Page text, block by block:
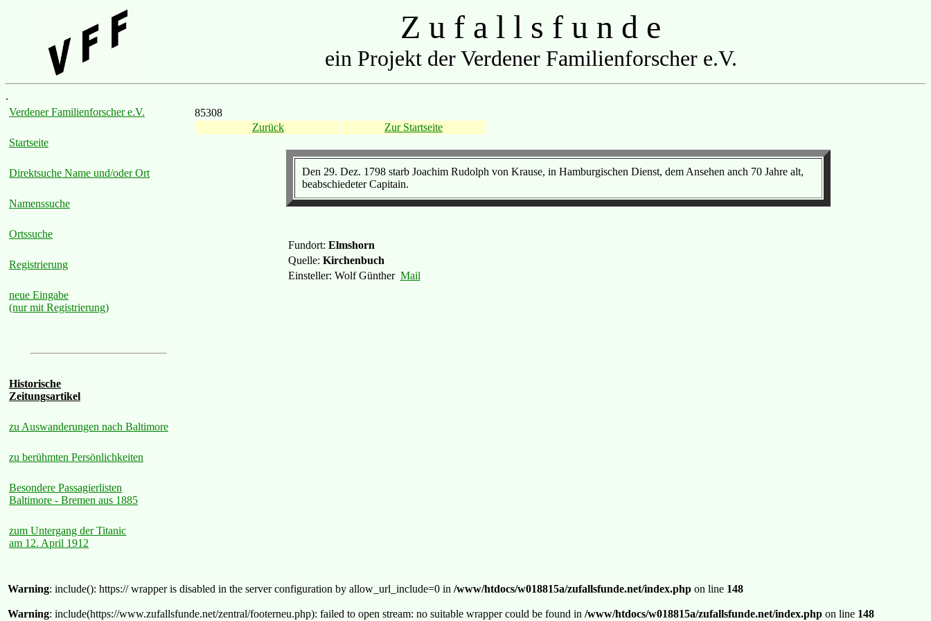
Z u f a l l s f u n d e
ein Projekt der Verdener Familienforscher e.V.
.
Verdener Familienforscher e.V.
Startseite
Direktsuche Name und/oder Ort
Namenssuche
Ortssuche
Registrierung
neue Eingabe
(nur mit Registrierung)
Historische
Zeitungsartikel
zu Auswanderungen nach Baltimore
zu berühmten Persönlichkeiten
Besondere Passagierlisten
Baltimore - Bremen aus 1885
zum Untergang der Titanic
am 12. April 1912
85308
Zurück
Zur Startseite
Den 29. Dez. 1798 starb Joachim Rudolph von Krause, in Hamburgischen Dienst, dem Ansehen anch 70 Jahre alt,
beabschiedeter Capitain.
Fundort: Elmshorn
Quelle: Kirchenbuch
Einsteller: Wolf Günther Mail
Warning: include(): https:// wrapper is disabled in the server configuration by allow_url_include=0 in /www/htdocs/w018815a/zufallsfunde.net/index.php on line 148
Warning: include(https://www.zufallsfunde.net/zentral/footerneu.php): failed to open stream: no suitable wrapper could be found in /www/htdocs/w018815a/zufallsfunde.net/index.php on line 148